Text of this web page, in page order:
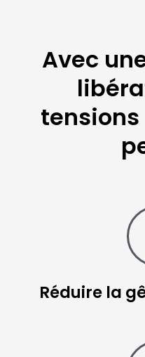
Avec
Réduire la